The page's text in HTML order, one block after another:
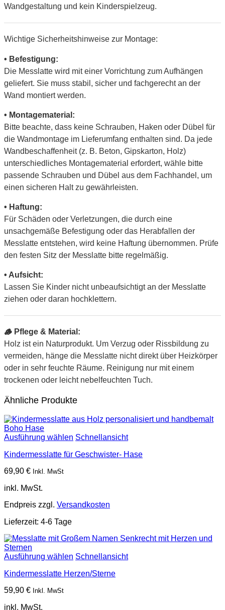
Wandgestaltung und kein Kinderspielzeug.
Wichtige Sicherheitshinweise zur Montage:
• Befestigung:
Die Messlatte wird mit einer Vorrichtung zum Aufhängen
geliefert. Sie muss stabil, sicher und fachgerecht an der
Wand montiert werden.
• Montagematerial:
Bitte beachte, dass keine Schrauben, Haken oder Dübel für
die Wandmontage im Lieferumfang enthalten sind. Da jede
Wandbeschaffenheit (z. B. Beton, Gipskarton, Holz)
unterschiedliches Montagematerial erfordert, wähle bitte
passende Schrauben und Dübel aus dem Fachhandel, um
einen sicheren Halt zu gewährleisten.
• Haftung:
Für Schäden oder Verletzungen, die durch eine
unsachgemäße Befestigung oder das Herabfallen der
Messlatte entstehen, wird keine Haftung übernommen. Prüfe
den festen Sitz der Messlatte bitte regelmäßig.
• Aufsicht:
Lassen Sie Kinder nicht unbeaufsichtigt an der Messlatte
ziehen oder daran hochklettern.
🪵 Pflege & Material:
Holz ist ein Naturprodukt. Um Verzug oder Rissbildung zu
vermeiden, hänge die Messlatte nicht direkt über Heizkörper
oder in sehr feuchte Räume. Reinigung nur mit einem
trockenen oder leicht nebelfeuchten Tuch.
Ähnliche Produkte
Ausführung wählen Schnellansicht
Kindermesslatte für Geschwister- Hase
69,90 € Inkl. MwSt
inkl. MwSt.
Endpreis zzgl. Versandkosten
Lieferzeit: 4-6 Tage
Ausführung wählen Schnellansicht
Kindermesslatte Herzen/Sterne
59,90 € Inkl. MwSt
inkl. MwSt.